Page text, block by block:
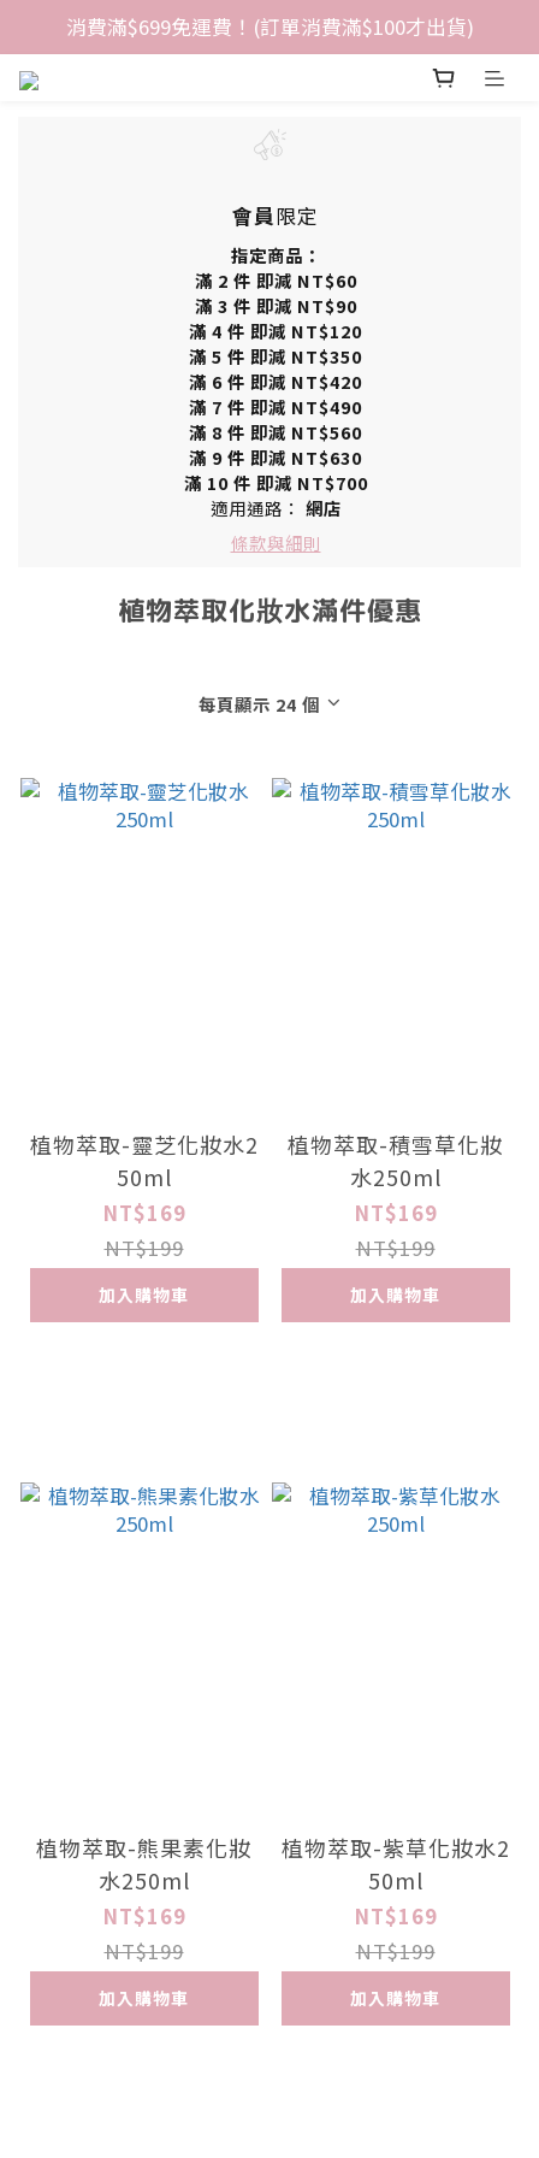
消費滿$699免運費！(訂單消費滿$100才出貨)
會員限定
指定商品：
滿 2 件 即減 NT$60
滿 3 件 即減 NT$90
滿 4 件 即減 NT$120
滿 5 件 即減 NT$350
滿 6 件 即減 NT$420
滿 7 件 即減 NT$490
滿 8 件 即減 NT$560
滿 9 件 即減 NT$630
滿 10 件 即減 NT$700
適用通路： 網店
條款與細則
植物萃取化妝水滿件優惠
每頁顯示 24 個
植物萃取-靈芝化妝水2
50ml
NT$169
NT$199
加入購物車
植物萃取-積雪草化妝
水250ml
NT$169
NT$199
加入購物車
植物萃取-熊果素化妝
水250ml
NT$169
NT$199
加入購物車
植物萃取-紫草化妝水2
50ml
NT$169
NT$199
加入購物車